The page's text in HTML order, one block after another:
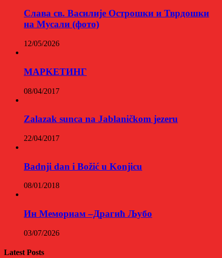
Слава св. Василије Острошки и Тврдошки
на Мусали (фото)
12/05/2026
МАРKЕТИНГ
08/04/2017
Zalazak sunca na Jablaničkom jezeru
22/04/2017
Badnji dan i Božić u Konjicu
08/01/2018
Ин Мемориам –Драгић Љубо
03/07/2026
Latest Posts